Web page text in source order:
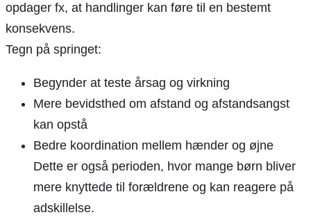
opdager fx, at handlinger kan føre til en bestemt
konsekvens.
Tegn på springet:
Begynder at teste årsag og virkning
Mere bevidsthed om afstand og afstandsangst
kan opstå
Bedre koordination mellem hænder og øjne
Dette er også perioden, hvor mange børn bliver
mere knyttede til forældrene og kan reagere på
adskillelse.